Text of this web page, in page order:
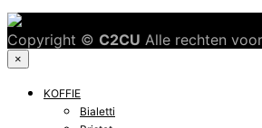
Copyright © C2CU Alle rechten
×
KOFFIE
Bialetti